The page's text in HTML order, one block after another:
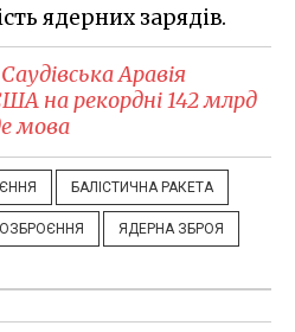
ядерних зарядів.
Саудівська Аравія
на рекордні 142 млрд
мова
БАЛІСТИЧНА РАКЕТА
ОЗБРОЄННЯ ЯДЕРНА ЗБРОЯ